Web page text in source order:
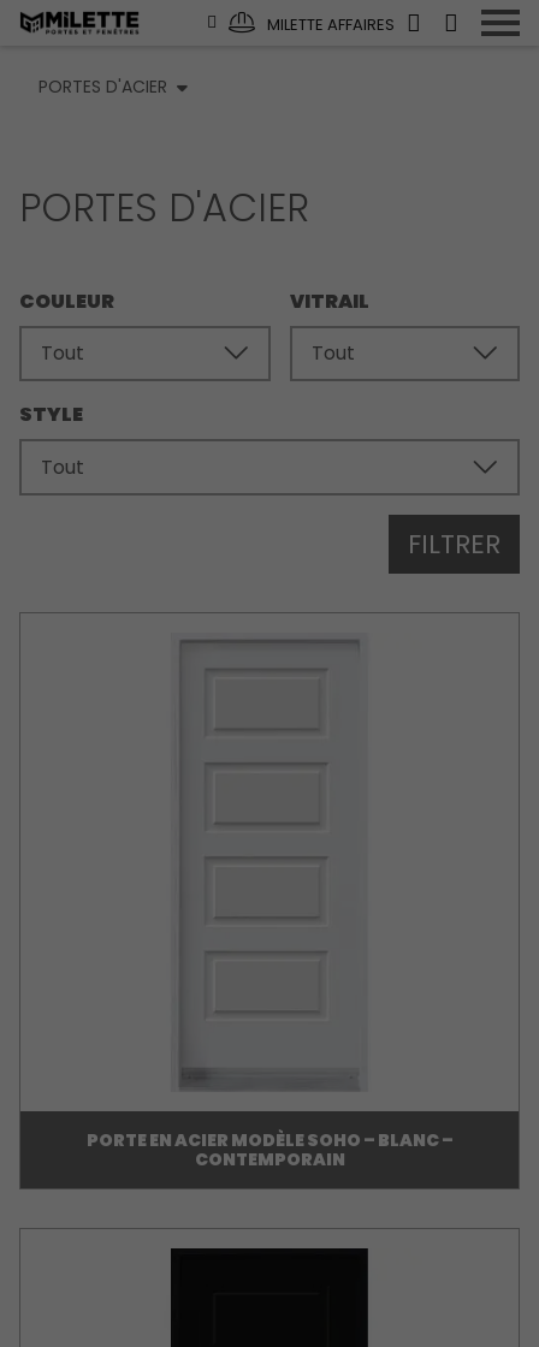
MILETTE AFFAIRES
PORTES D'ACIER
PORTES D'ACIER
COULEUR VITRAIL
STYLE
FILTRER
PORTE EN ACIER MODÈLE SOHO – BLANC –
CONTEMPORAIN